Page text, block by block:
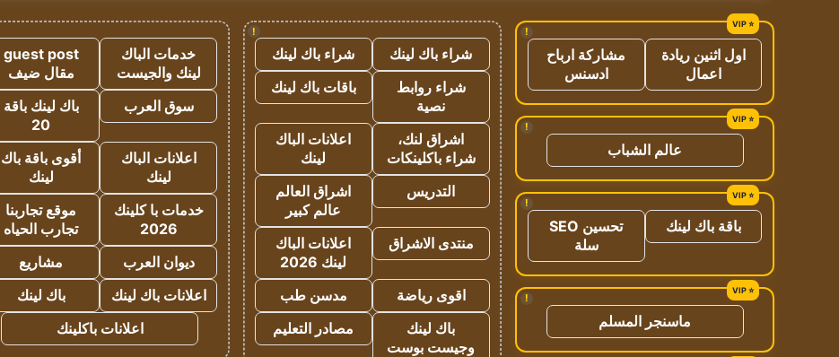
!
اول اثنين ريادة
اعمال
مشاركة ارباح
ادسنس
!
عالم الشباب
!
باقة باك لينك
تحسين SEO
سلة
!
ماسنجر المسلم
!
شراء باك لينك
شراء باك لينك
شراء روابط
نصية
باقات باك لينك
اشراق لنك،
شراء باكلينكات
اعلانات الباك
لينك
التدريس
اشراق العالم
عالم كبير
منتدى الاشراق
اعلانات الباك
لينك 2026
اقوى رياضة
مدسن طب
باك لينك
وجيست بوست
مصادر التعليم
خدمات الباك
لينك والجيست
guest post
مقال ضيف
سوق العرب
باك لينك باقة
20
اعلانات الباك
لينك
أقوى باقة باك
لينك
خدمات با كلينك
2026
موقع تجاربنا
تجارب الحياه
ديوان العرب
مشاريع
اعلانات باك لينك
باك لينك
اعلانات باكلينك